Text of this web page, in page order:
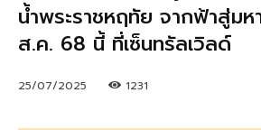
น้ำพระราชหฤทัย จากฟ้าสู่มห
ส.ค. 68 นี้ ที่เซ็นทรัลเวิลด์
25/07/2025 1231